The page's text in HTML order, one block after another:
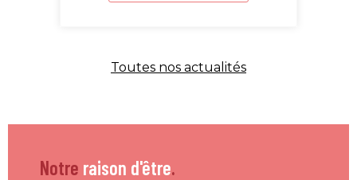
Toutes nos actualités
Notre raison d'être.